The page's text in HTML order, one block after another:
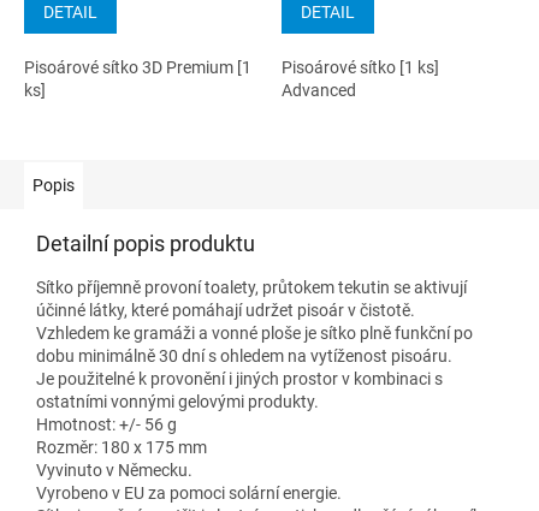
DETAIL
Pisoárové sítko 3D Premium [1
ks]
DETAIL
Pisoárové sítko [1 ks]
Advanced
Popis
Detailní popis produktu
Sítko příjemně provoní toalety, průtokem tekutin se aktivují
účinné látky, které pomáhají udržet pisoár v čistotě.
Vzhledem ke gramáži a vonné ploše je sítko plně funkční po
dobu minimálně 30 dní s ohledem na vytíženost pisoáru.
Je použitelné k provonění i jiných prostor v kombinaci s
ostatními vonnými gelovými produkty.
Hmotnost: +/- 56 g
Rozměr: 180 x 175 mm
Vyvinuto v Německu.
Vyrobeno v EU za pomoci solární energie.